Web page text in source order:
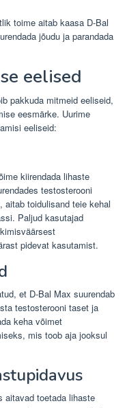
toime aitab kaasa D-Bal
jõudu ja parandada
eelised
pakkuda mitmeid eeliseid,
eesmärke. Uurime
eeliseid:
kiirendada lihaste
testosterooni
toidulisand teie kehal
Paljud kasutajad
pidevat kasutamist.
et D-Bal Max suurendab
testosterooni taset ja
keha võimet
mis toob aja jooksul
aitavad toetada lihaste